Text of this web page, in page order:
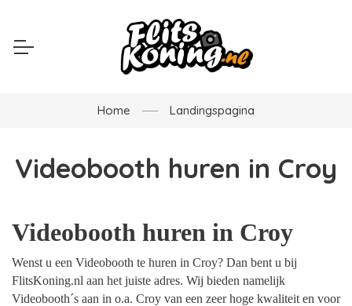
Home Landingspagina
Videobooth huren in Croy
Videobooth huren in Croy
Wenst u een Videobooth te huren in Croy? Dan bent u bij
FlitsKoning.nl aan het juiste adres. Wij bieden namelijk
Videobooth´s aan in o.a. Croy van een zeer hoge kwaliteit en voor